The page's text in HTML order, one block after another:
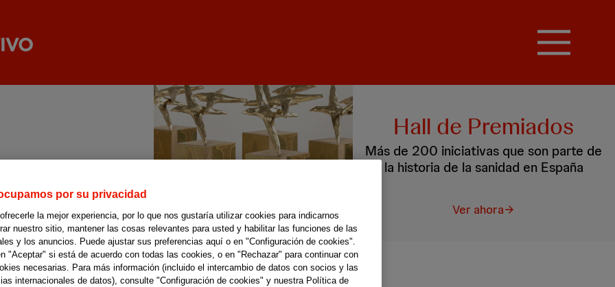
Hall de Premiados
Más de 200 iniciativas que son parte de
la historia de la sanidad en España
Ver ahora
por su privacidad
la mejor experiencia, por lo que nos gustaría utilizar cookies para indicarnos
nuestro sitio, mantener las cosas relevantes para usted y habilitar las funciones de las
y los anuncios. Puede ajustar sus preferencias aquí o en "Configuración de cookies".
"Aceptar" si está de acuerdo con todas las cookies, o en "Rechazar" para continuar con
necesarias. Para más información (incluido el intercambio de datos con socios y las
internacionales de datos), consulte "Configuración de cookies" y nuestra Política de